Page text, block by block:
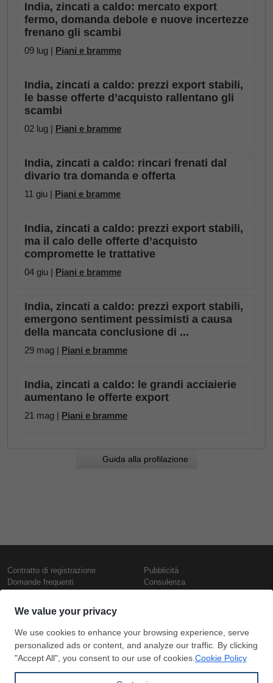
India, zincati a caldo: mercato export
fermo, domanda debole e nuove incertezze
frenano gli scambi
09 lug | Piani e bramme
India, zincati a caldo: prezzi export stabili,
le basse offerte d’acquisto rallentano gli
scambi
02 lug | Piani e bramme
India, zincati a caldo: rincari frenati dal
divario tra domanda e offerta
11 giu | Piani e bramme
India, zincati a caldo: prezzi export stabili,
ma il calo delle offerte d’acquisto
compromette le trattative
04 giu | Piani e bramme
India, zincati a caldo: prezzi export stabili,
emergono sentiment pessimisti a causa
della mancata conclusione di ...
29 mag | Piani e bramme
India, zincati a caldo: le grandi acciaierie
aumentano le offerte export
21 mag | Piani e bramme
Guida alla profilazione
Contratto di registrazione
Domande frequenti
Presentazione
Contattaci
Termini di utilizzo
Politica di riservatezza
Pubblicità
Consulenza
Prezzi e indici
Marketplace Inc.